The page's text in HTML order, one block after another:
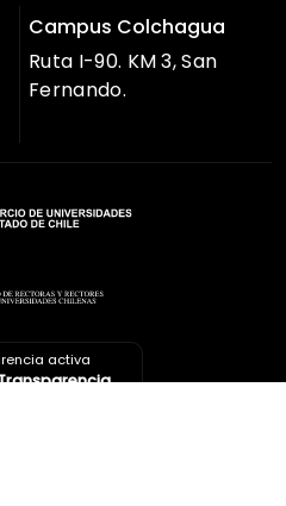
Campus Colchagua
Ruta I-90. KM 3, San
Fernando.
activa